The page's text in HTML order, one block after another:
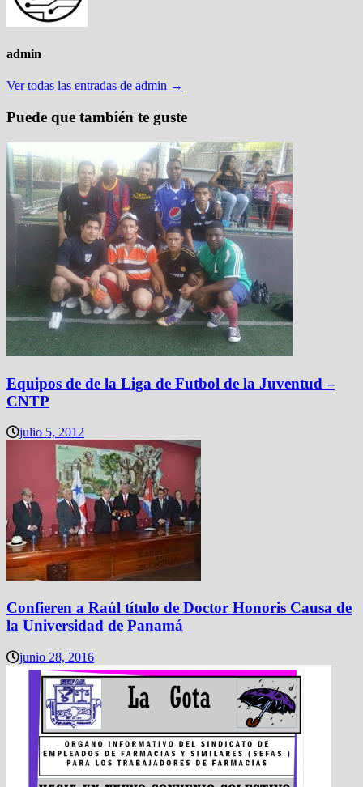
admin
Ver todas las entradas de admin →
Puede que también te guste
Equipos de de la Liga de Futbol de la Juventud –
CNTP
julio 5, 2012
Confieren a Raúl título de Doctor Honoris Causa de
la Universidad de Panamá
junio 28, 2016